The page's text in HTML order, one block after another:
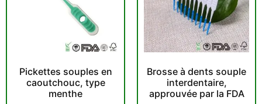
Pickettes souples en
caoutchouc, type
menthe
Brosse à dents souple
interdentaire,
approuvée par la FDA